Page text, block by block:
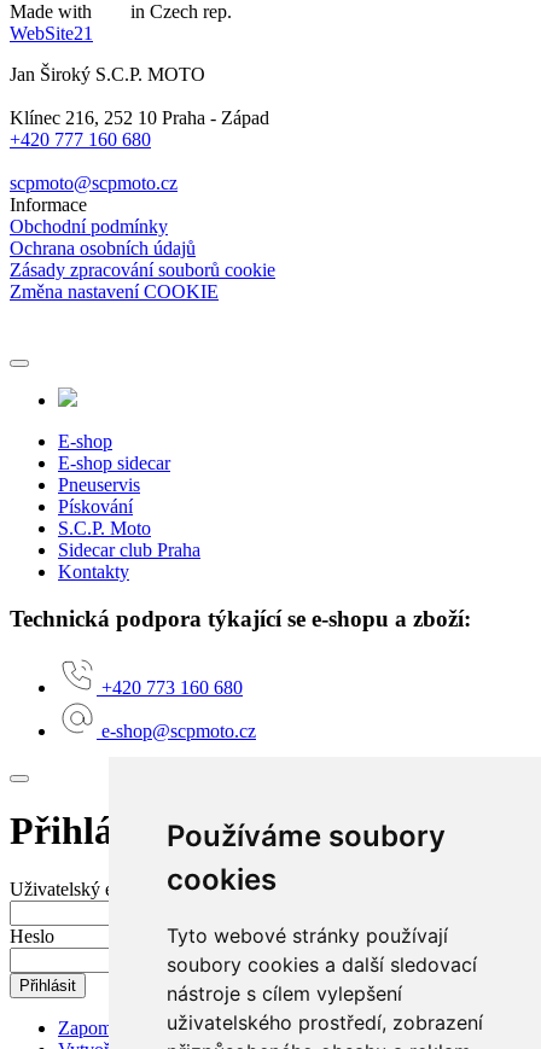
Používáme soubory
cookies
Tyto webové stránky používají
soubory cookies a další sledovací
nástroje s cílem vylepšení
uživatelského prostředí, zobrazení
Made with
in Czech rep.
WebSite21
Jan Široký S.C.P. MOTO
Klínec 216, 252 10 Praha - Západ
+420 777 160 680
scpmoto@scpmoto.cz
Informace
Obchodní podmínky
Ochrana osobních údajů
Zásady zpracování souborů cookie
Změna nastavení COOKIE
E-shop
E-shop sidecar
Pneuservis
Pískování
S.C.P. Moto
Sidecar club Praha
Kontakty
Technická podpora týkající se e-shopu a zboží:
+420 773 160 680
e-shop@scpmoto.cz
Přihlášení do mého účtu
Uživatelský e-mail nebo jméno
Heslo
Přihlásit
Zapomenuté heslo?